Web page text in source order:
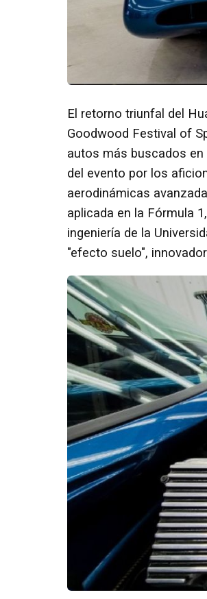
El retorno triunfal del
Goodwood Festival of
autos más buscados
del evento por los
aerodinámicas
aplicada en la Fórmula
ingeniería de la
"efecto suelo",